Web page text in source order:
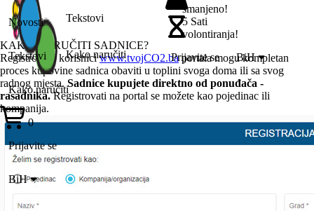
Novosti
Tekstovi
Kako naručiti
0
Prijavite se
BiH
Tekstovi
Kako naručiti
smanjeno!
5 Sati
volontiranja!
Prijavite se
BiH
KAKO NARUČITI SADNICE?
Registrovani korisniciwww.tvojCO2.baportala mogu kompletan
proces kupovine sadnica obaviti u toplini svoga doma ili sa svog
radnog mjesta.Sadnice kupujete direktno od ponuđača -
rasadnika.Registrovati na portal se možete kao pojedinac ili
kompanija.